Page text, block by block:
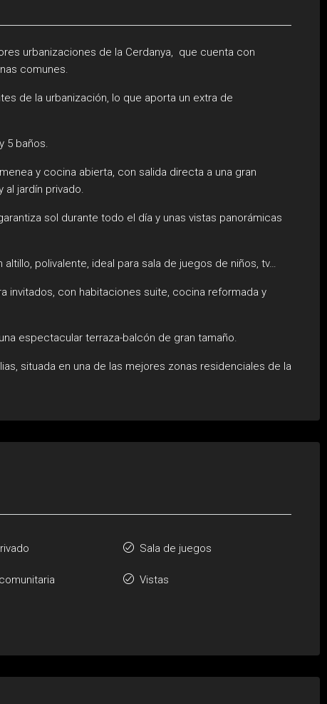
urbanizaciones de la Cerdanya, que cuenta con
comunes.
de la urbanización, lo que aporta un extra de
5 baños.
y cocina abierta, con salida directa a una gran
al jardín privado.
sol durante todo el día y unas vistas panorámicas
polivalente, ideal para sala de juegos de niños, tv…
invitados, con habitaciones suite, cocina reformada y
espectacular terraza-balcón de gran tamaño.
situada en una de las mejores zonas residenciales de la
Sala de juegos
Vistas